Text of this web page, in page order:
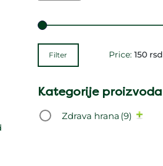
Filter Price: 150 rsd
Kategorije proizvoda
Zdrava hrana (9)